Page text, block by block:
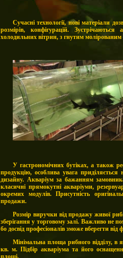
Сучасні технології, нові матеріали
розмірів, конфігурацій.
холодильних вітрин, з гнутим
У гастрономічних бутіках, а також
продукцію, особлива увага приділяється
дизайну. Акваріум за бажанням
класичні прямокутні акваріуми,
окремих модулів. Присутність
продажи.
Розмір виручки від продажу живої
зберігання у торговому залі. Важливо не
бо досвід професіоналів зможе вберегти від
Мінімальна площа рибного відділу, в
кв. м. ​Підбір акваріума та його
площі.